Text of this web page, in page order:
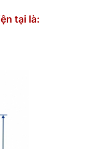
tại là: